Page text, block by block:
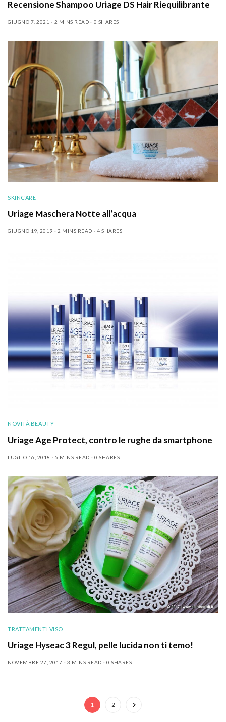
Recensione Shampoo Uriage DS Hair Riequilibrante
GIUGNO 7, 2021 2 MINS READ 0 SHARES
SKINCARE
Uriage Maschera Notte all’acqua
GIUGNO 19, 2019 2 MINS READ 4 SHARES
NOVITÀ BEAUTY
Uriage Age Protect, contro le rughe da smartphone
LUGLIO 16, 2018 5 MINS READ 0 SHARES
TRATTAMENTI VISO
Uriage Hyseac 3 Regul, pelle lucida non ti temo!
NOVEMBRE 27, 2017 3 MINS READ 0 SHARES
1 2